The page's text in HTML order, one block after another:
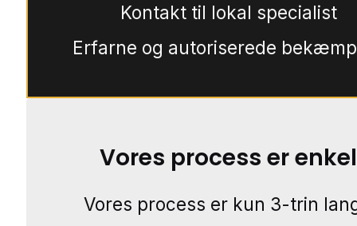
Kontakt til lokal specialist
Erfarne og autoriserede
Vores process er enkel
Vores process er kun 3-trin